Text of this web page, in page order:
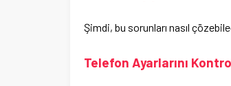
Şimdi, bu sorunları nasıl
Telefon Ayarlarını